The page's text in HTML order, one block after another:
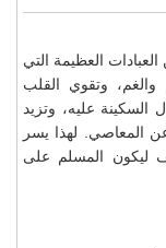
العظيمة التي
وتقوي القلب
السكينة عليه، وتزيد
المعاصي. لهذا يسر
ليكون المسلم على